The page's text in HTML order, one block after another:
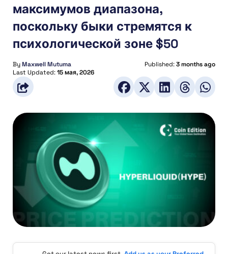
максимумов диапазона,
поскольку быки стремятся к
психологической зоне $50
ByMaxwell Mutuma Published:3 months ago
Last Updated:15 мая, 2026